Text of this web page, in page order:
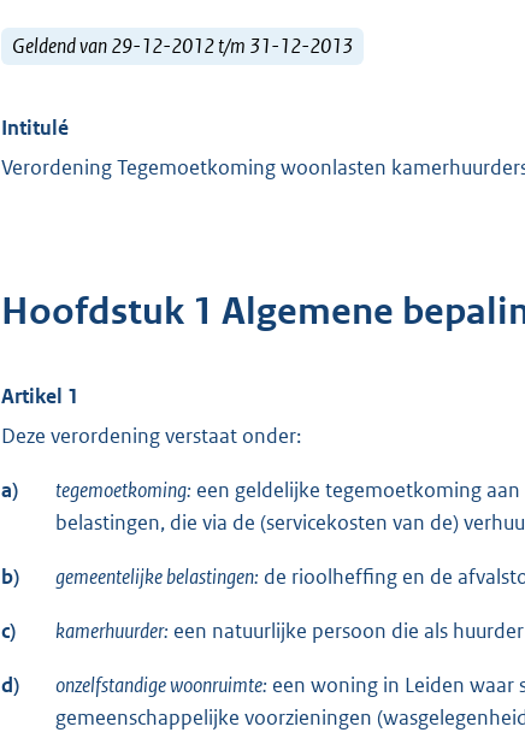
Geldend van 29-12-2012 t/m 31-12-2013
Intitulé
Verordening Tegemoetkoming woonlasten
Hoofdstuk 1 Algemene
Artikel 1
Deze verordening verstaat onder:
a) tegemoetkoming: een geldelijke tegemoetkoming
belastingen, die via de (servicekosten van de)
b) gemeentelijke belastingen: de rioolheffing en de
c) kamerhuurder: een natuurlijke persoon die als
d) onzelfstandige woonruimte: een woning in Leiden waar
gemeenschappelijke voorzieningen